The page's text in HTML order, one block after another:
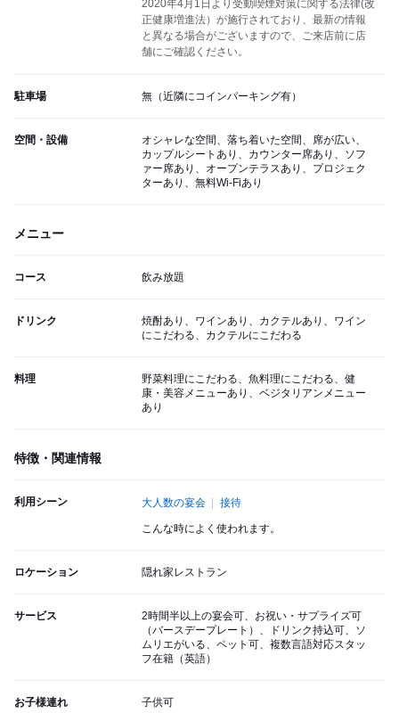
2020年4月1日より受動喫煙対策に関する法律(改
正健康増進法）が施行されており、最新の情報
と異なる場合がございますので、ご来店前に店
舗にご確認ください。
駐車場 無（近隣にコインパーキング有）
空間・設備
オシャレな空間、落ち着いた空間、席が広い、
カップルシートあり、カウンター席あり、ソフ
ァー席あり、オープンテラスあり、プロジェク
ターあり、無料Wi-Fiあり
メニュー
コース 飲み放題
ドリンク
焼酎あり、ワインあり、カクテルあり、ワイン
にこだわる、カクテルにこだわる
料理
野菜料理にこだわる、魚料理にこだわる、健
康・美容メニューあり、ベジタリアンメニュー
あり
特徴・関連情報
利用シーン 大人数の宴会 接待
こんな時によく使われます。
ロケーション 隠れ家レストラン
サービス
2時間半以上の宴会可、お祝い・サプライズ可
（バースデープレート）、ドリンク持込可、ソ
ムリエがいる、ペット可、複数言語対応スタッ
フ在籍（英語）
お子様連れ 子供可